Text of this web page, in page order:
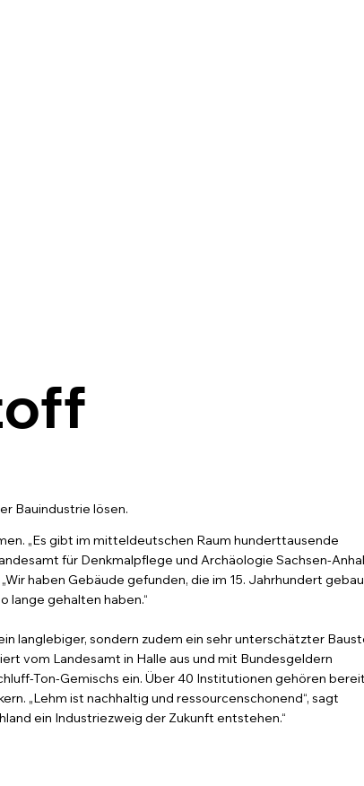
Bauindustrie lösen.
„Es gibt im mitteldeutschen Raum hunderttausende
für Denkmalpflege und Archäologie Sachsen-
haben Gebäude gefunden, die im 15. Jahrhundert
lange gehalten haben.“
langlebiger, sondern zudem ein sehr unterschätzter
vom Landesamt in Halle aus und mit Bundesgeldern
Ton-Gemischs ein. Über 40 Institutionen gehören
„Lehm ist nachhaltig und ressourcenschonend“, sagt
ein Industriezweig der Zukunft entstehen.“